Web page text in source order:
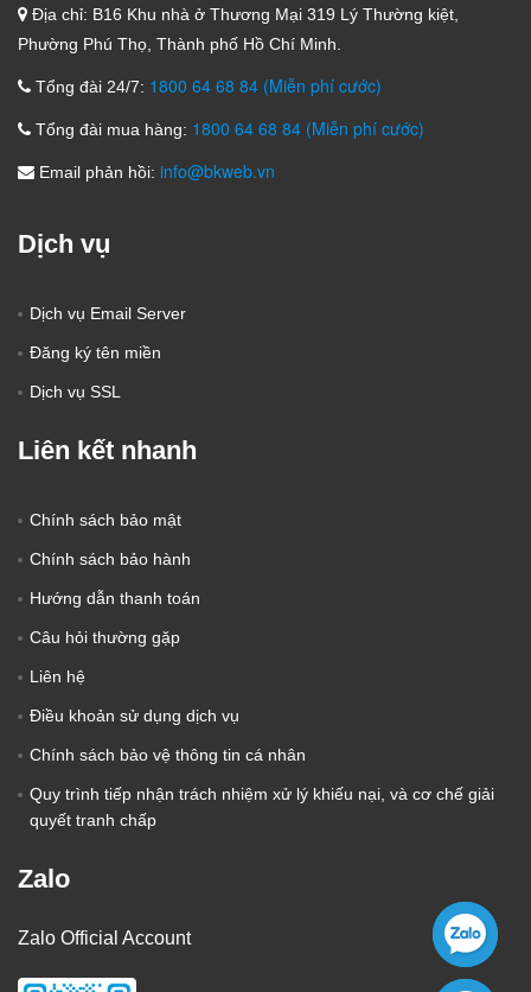
Địa chỉ: B16 Khu nhà ở Thương Mại 319 Lý Thường kiệt,
Phường Phú Thọ, Thành phố Hồ Chí Minh.
Tổng đài 24/7: 1800 64 68 84 (Miễn phí cước)
Tổng đài mua hàng: 1800 64 68 84 (Miễn phí cước)
Email phản hồi: info@bkweb.vn
Dịch vụ
Dịch vụ Email Server
Đăng ký tên miền
Dịch vụ SSL
Liên kết nhanh
Chính sách bảo mật
Chính sách bảo hành
Hướng dẫn thanh toán
Câu hỏi thường gặp
Liên hệ
Điều khoản sử dụng dịch vụ
Chính sách bảo vệ thông tin cá nhân
Quy trình tiếp nhận trách nhiệm xử lý khiếu nại, và cơ chế giải
quyết tranh chấp
Zalo
Zalo Official Account